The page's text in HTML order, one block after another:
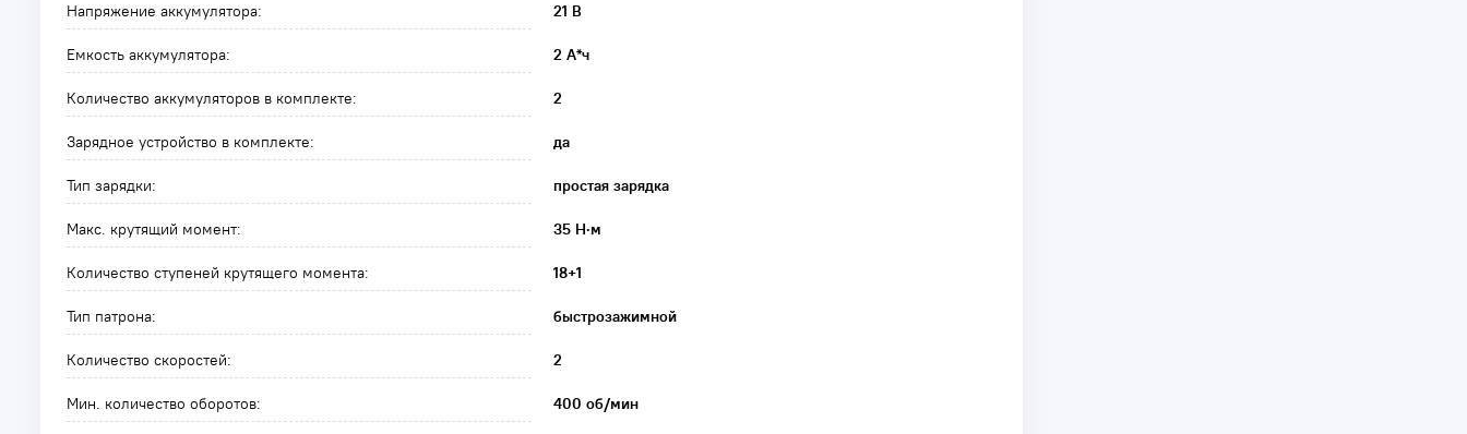
Напряжение аккумулятора: 21 В
Емкость аккумулятора: 2 А*ч
Количество аккумуляторов в комплекте: 2
Зарядное устройство в комплекте: да
Тип зарядки: простая зарядка
Макс. крутящий момент: 35 Н·м
Количество ступеней крутящего момента: 18+1
Тип патрона: быстрозажимной
Количество скоростей: 2
Мин. количество оборотов: 400 об/мин